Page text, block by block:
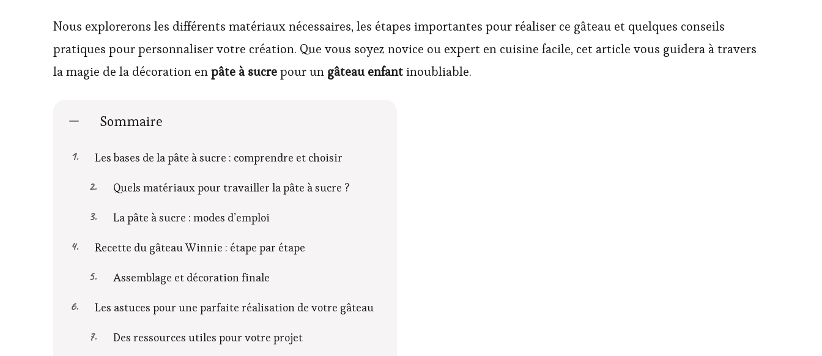
Nous explorerons les différents matériaux nécessaires, les étapes importantes pour réaliser ce gâteau et quelques conseils
pratiques pour personnaliser votre création. Que vous soyez novice ou expert en cuisine facile, cet article vous guidera à travers
la magie de la décoration enpâte à sucrepour un gâteau enfantinoubliable.
Sommaire
Les bases de la pâte à sucre : comprendre et choisir
Quels matériaux pour travailler la pâte à sucre ?
La pâte à sucre : modes d’emploi
Recette du gâteau Winnie : étape par étape
Assemblage et décoration finale
Les astuces pour une parfaite réalisation de votre gâteau
Des ressources utiles pour votre projet